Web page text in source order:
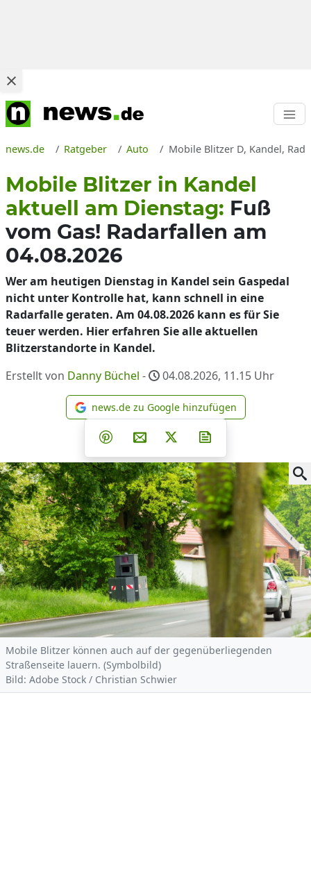
news.de Ratgeber Auto Mobile Blitzer D, Kandel,
Mobile Blitzer in Kandel
aktuell am Dienstag: Fuß
vom Gas! Radarfallen am
04.08.2026
Wer am heutigen Dienstag in Kandel sein Gaspedal
nicht unter Kontrolle hat, kann schnell in eine
Radarfalle geraten. Am 04.08.2026 kann es für Sie
teuer werden. Hier erfahren Sie alle aktuellen
Blitzerstandorte in Kandel.
Erstellt von Danny Büchel - 04.08.2026, 11.15 Uhr
news.de zu Google
news.de zu Google hinzufügen
Teilen auf Facebook
Teilen auf Whatsapp
Teilen auf Telegram
Teilen auf Pinterest
Per E-Mail teilen
Post auf X
Mobile Blitzer können auch auf der gegenüberliegenden
Straßenseite lauern. (Symbolbild)
Bild: Adobe Stock / Christian Schwier